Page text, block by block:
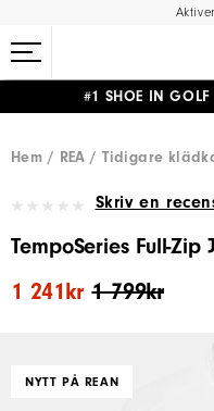
#1 SHOE IN
Hem
REA Tidigare
Skriv en
TempoSeries Full-Zip
1 799kr
1 241kr
NYTT PÅ REAN